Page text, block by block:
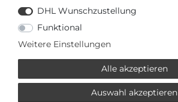
Inhalt1Stück
DHL Wunschzustellung
Funktional
Weitere Einstellungen
Alle akzeptieren
Auswahl akzeptieren